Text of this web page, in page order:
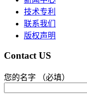
技术专利
联系我们
版权声明
Contact US
您的名字 （必填）